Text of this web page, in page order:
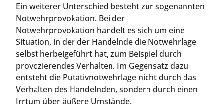
Ein weiterer Unterschied besteht zur sogenannten
Notwehrprovokation. Bei der
Notwehrprovokation handelt es sich um eine
Situation, in der der Handelnde die Notwehrlage
selbst herbeigeführt hat, zum Beispiel durch
provozierendes Verhalten. Im Gegensatz dazu
entsteht die Putativnotwehrlage nicht durch das
Verhalten des Handelnden, sondern durch einen
Irrtum über äußere Umstände.